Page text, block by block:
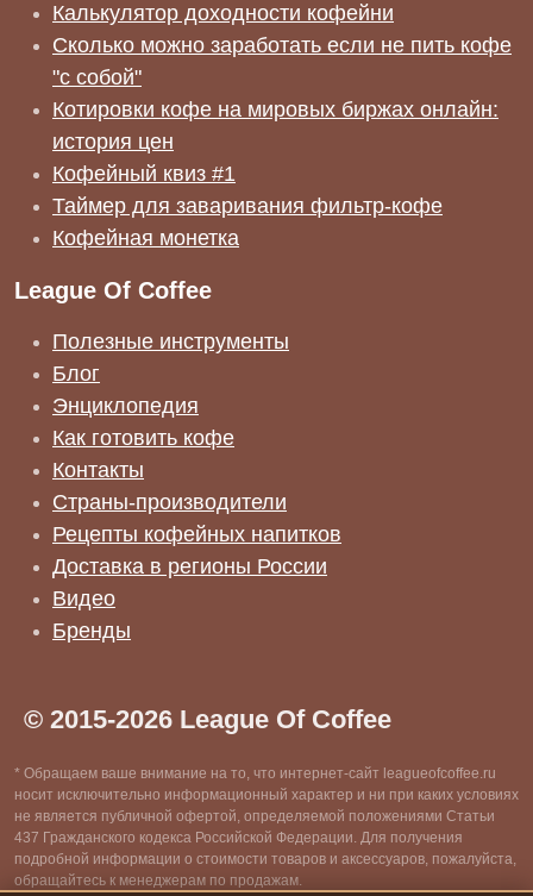
Калькулятор доходности кофейни
Сколько можно заработать если не пить кофе
"с собой"
Котировки кофе на мировых биржах онлайн:
история цен
Кофейный квиз #1
Таймер для заваривания фильтр-кофе
Кофейная монетка
League Of Coffee
Полезные инструменты
Блог
Энциклопедия
Как готовить кофе
Контакты
Страны-производители
Рецепты кофейных напитков
Доставка в регионы России
Видео
Бренды
© 2015-2026 League Of Coffee
* Обращаем ваше внимание на то, что интернет-сайт leagueofcoffee.ru
носит исключительно информационный характер и ни при каких условиях
не является публичной офертой, определяемой положениями Статьи
437 Гражданского кодекса Российской Федерации. Для получения
подробной информации о стоимости товаров и аксессуаров, пожалуйста,
обращайтесь к менеджерам по продажам.